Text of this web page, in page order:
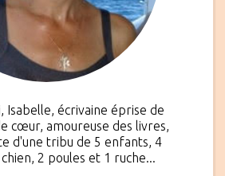
Isabelle, écrivaine éprise de
cœur, amoureuse des livres,
d'une tribu de 5 enfants, 4
2 poules et 1 ruche...